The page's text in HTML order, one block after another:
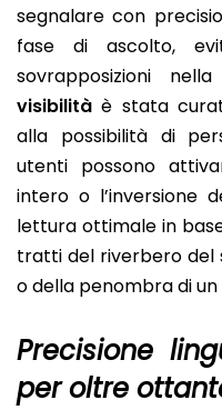
segnalare con
fase di ascolto,
sovrapposizioni
visibilità è stata
alla possibilità di
utenti possono
intero o l’inversione
lettura ottimale in
tratti del riverbero del
o della penombra di un
Precisione
per oltre